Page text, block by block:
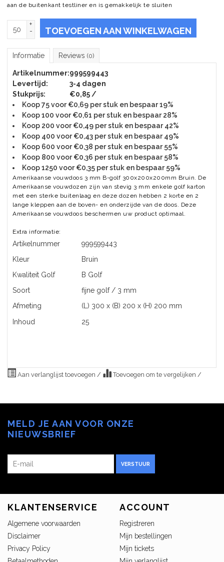
aan de buitenkant testliner en is gemakkelijk te sluiten
+
-
TOEVOEGEN AAN WINKELWAGEN
Informatie Reviews (0)
Artikelnummer:999599443
Levertijd:
3-4 dagen
Stukprijs:
€0,85 /
Koop 75 voor €0,69 per stuk en bespaar 19%
Koop 100 voor €0,61 per stuk en bespaar 28%
Koop 200 voor €0,49 per stuk en bespaar 42%
Koop 400 voor €0,43 per stuk en bespaar 49%
Koop 600 voor €0,38 per stuk en bespaar 55%
Koop 800 voor €0,36 per stuk en bespaar 58%
Koop 1250 voor €0,35 per stuk en bespaar 59%
Amerikaanse vouwdoos 3 mm B-golf 300x200x200mm Bruin. De
Amerikaanse vouwdozen zijn van stevig 3 mm enkele golf karton
met een sterke buitenlaag en deze dozen hebben 2 korte en 2
lange kleppen aan de boven- en onderzijde van de doos. Deze
Amerikaanse vouwdoos beschermen uw product optimaal.
Extra informatie:
Artikelnummer
999599443
Kleur
Bruin
Kwaliteit Golf
B Golf
Soort
fijne golf / 3 mm
Afmeting
(L) 300 x (B) 200 x (H) 200 mm
Inhoud
25
Aan verlanglijst toevoegen / Toevoegen om te vergelijken /
MELD JE AAN VOOR ONZE
NIEUWSBRIEF
VERSTUUR
KLANTENSERVICE
Algemene voorwaarden
Disclaimer
Privacy Policy
ACCOUNT
Registreren
Mijn bestellingen
Mijn tickets